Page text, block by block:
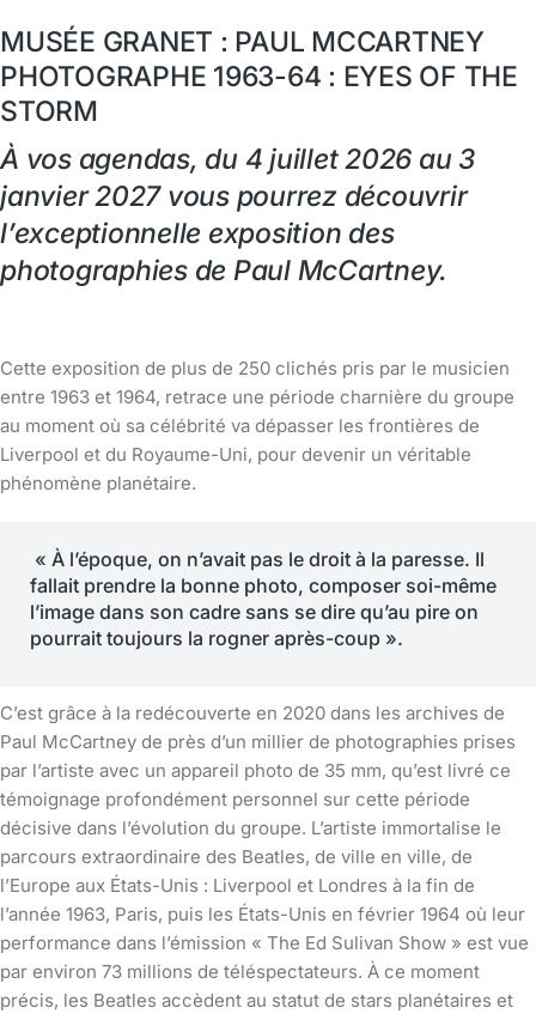
MUSÉE GRANET : PAUL MCCARTNEY
PHOTOGRAPHE 1963-64 : EYES OF THE
STORM
À vos agendas, du 4 juillet 2026 au 3
janvier 2027 vous pourrez découvrir
l’exceptionnelle exposition des
photographies de Paul McCartney.
Cette exposition de plus de 250 clichés pris par le musicien
entre 1963 et 1964, retrace une période charnière du groupe
au moment où sa célébrité va dépasser les frontières de
Liverpool et du Royaume-Uni, pour devenir un véritable
phénomène planétaire.
« À l’époque, on n’avait pas le droit à la paresse. Il
fallait prendre la bonne photo, composer soi-même
l’image dans son cadre sans se dire qu’au pire on
pourrait toujours la rogner après-coup ».
C’est grâce à la redécouverte en 2020 dans les archives de
Paul McCartney de près d’un millier de photographies prises
par l’artiste avec un appareil photo de 35 mm, qu’est livré ce
témoignage profondément personnel sur cette période
décisive dans l’évolution du groupe. L’artiste immortalise le
parcours extraordinaire des Beatles, de ville en ville, de
l’Europe aux États-Unis : Liverpool et Londres à la fin de
l’année 1963, Paris, puis les États-Unis en février 1964 où leur
performance dans l’émission « The Ed Sulivan Show » est vue
par environ 73 millions de téléspectateurs. À ce moment
précis, les Beatles accèdent au statut de stars planétaires et